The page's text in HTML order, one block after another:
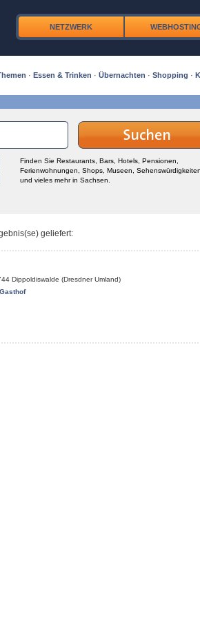
NETZWERK
· Essen & Trinken · Übernachten · Shopping ·
Finden Sie Restaurants, Bars, Hotels, Pensionen,
Ferienwohnungen, Shops, Museen, Sehenswürdigkeiten
und vieles mehr in Sachsen.
geliefert:
Dippoldiswalde (Dresdner Umland)